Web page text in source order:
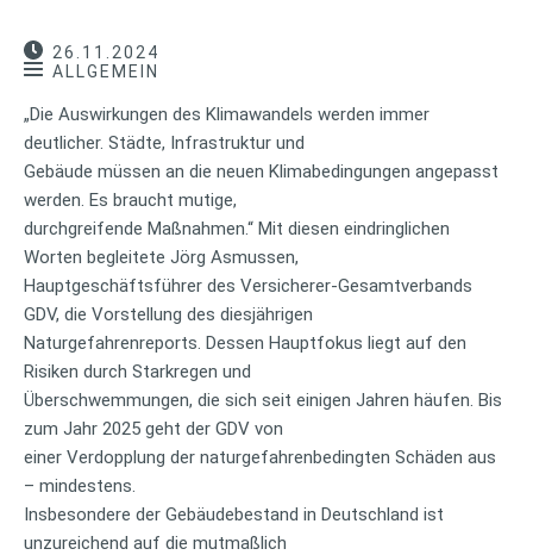
26.11.2024
ALLGEMEIN
„Die Auswirkungen des Klimawandels werden immer
deutlicher. Städte, Infrastruktur und
Gebäude müssen an die neuen Klimabedingungen angepasst
werden. Es braucht mutige,
durchgreifende Maßnahmen.“ Mit diesen eindringlichen
Worten begleitete Jörg Asmussen,
Hauptgeschäftsführer des Versicherer-Gesamtverbands
GDV, die Vorstellung des diesjährigen
Naturgefahrenreports. Dessen Hauptfokus liegt auf den
Risiken durch Starkregen und
Überschwemmungen, die sich seit einigen Jahren häufen. Bis
zum Jahr 2025 geht der GDV von
einer Verdopplung der naturgefahrenbedingten Schäden aus
– mindestens.
Insbesondere der Gebäudebestand in Deutschland ist
unzureichend auf die mutmaßlich